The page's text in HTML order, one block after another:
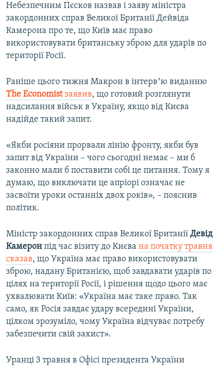
Небезпечним Пєсков назвав і заяву міністра
закордонних справ Великої Британії Дейвіда
Камерона про те, що Київ має право
використовувати британську зброю для ударів по
території Росії.
Раніше цього тижня Макрон в інтервʼю виданню
The Economistзаявив, що готовий розглянути
надсилання військ в Україну, якщо від Києва
надійде такий запит.
«Якби росіяни прорвали лінію фронту, якби був
запит від України – чого сьогодні немає – ми б
законно мали б поставити собі це питання. Тому я
думаю, що виключати це апріорі означає не
засвоїти уроки останніх двох років», – пояснив
політик.
Міністр закордонних справ Великої Британії Девід
Камерон під час візиту до Києва на початку травня
сказав, що Україна має право використовувати
зброю, надану Британією, щоб завдавати ударів по
цілях на території Росії, і рішення щодо цього має
ухвалювати Київ: «Україна має таке право. Так
само, як Росія завдає удару всередині України,
цілком зрозуміло, чому Україна відчуває потребу
забезпечити свій захист».
Уранці 3 травня в Офісі президента України